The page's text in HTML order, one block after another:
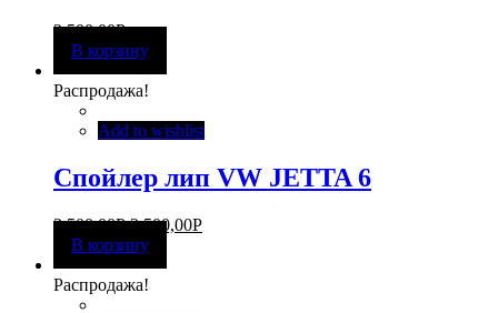
2 500,00Р
В корзину
Распродажа!
Add to wishlist
Спойлер лип VW JETTA 6
3 500,00Р 2 500,00Р
В корзину
Распродажа!